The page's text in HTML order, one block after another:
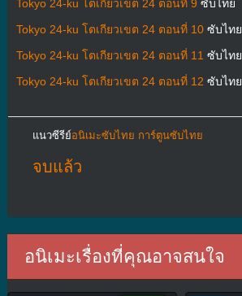
Tokyo 24-ku โตเกียวเขต 24 ตอนที่ 9 ซับไทย
Tokyo 24-ku โตเกียวเขต 24 ตอนที่ 10ซับไทย
Tokyo 24-ku โตเกียวเขต 24 ตอนที่ 11 ซับไทย
Tokyo 24-ku โตเกียวเขต 24 ตอนที่ 12 ซับไทย
แนวซีรีย์อนิเมะซับไทย การ์ตูนซับไทย
จบแล้ว
อนิเมะเรื่องที่คุณอาจสนใจ